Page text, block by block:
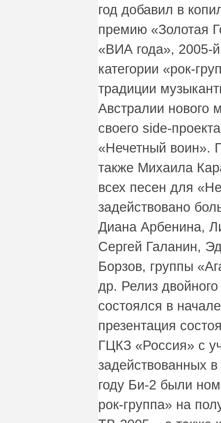
год добавил в
премию «Золотая
«ВИА года», 2005-
категории «рок-
традиции
Австралии нового
своего side-
«Нечетный
также Михаила
всех песен для
задействовано
Диана Арбенина,
Сергей Галанин,
Борзов, группы
др. Релиз
состоялся в
презентация
ГЦКЗ «Россия» с
задействованных
году Би-2 были
рок-группа» на